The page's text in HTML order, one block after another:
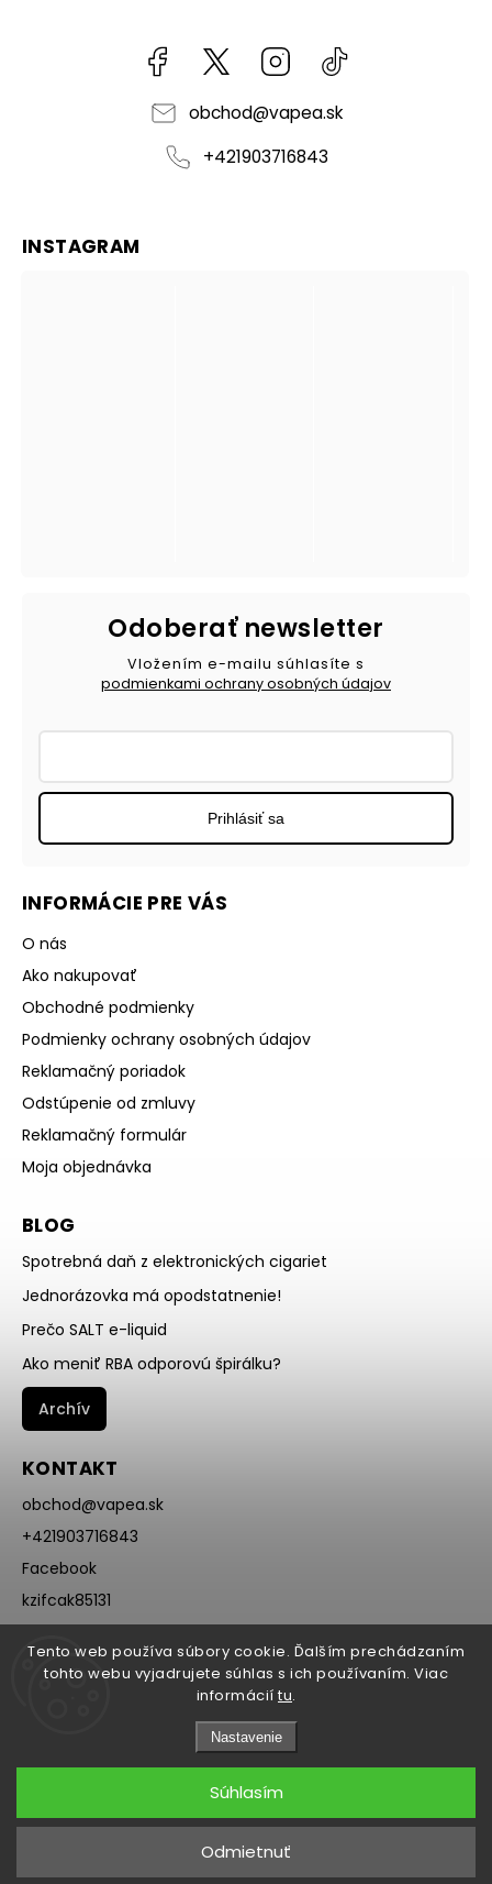
Tento web používa súbory cookie. Ďalším prechádzaním
tohto webu vyjadrujete súhlas s ich používaním. Viac
informácií tu.
Nastavenie
Odmietnuť
Súhlasím
Facebook kzifcak85131Instagram
obchod@vapea.sk
+421903716843
INFORMÁCIE PRE VÁS
O nás
Ako nakupovať
Obchodné podmienky
Podmienky ochrany osobných údajov
Reklamačný poriadok
Odstúpenie od zmluvy
Reklamačný formulár
Moja objednávka
BLOG
Spotrebná daň z elektronických cigariet
Jednorázovka má opodstatnenie!
Prečo SALT e-liquid
Ako meniť RBA odporovú špirálku?
Archív
KONTAKT
obchod@vapea.sk
+421903716843
Facebook
kzifcak85131
@vapea.slovensko
INSTAGRAM
Odoberať newsletter
Vložením e-mailu súhlasíte s
podmienkami ochrany osobných údajov
Prihlásiť sa
Copyright 2026VAPEA.sk. Všetky práva vyhradené.
Grafický návrh vytvořil a nakódoval